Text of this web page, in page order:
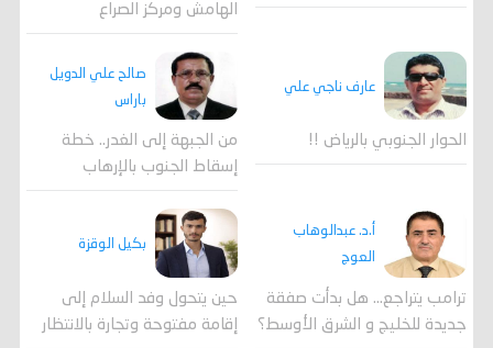
الهامش ومركز الصراع
عارف ناجي علي
الحوار الجنوبي بالرياض !!
صالح علي الدويل
باراس
من الجبهة إلى الغدر.. خطة
إسقاط الجنوب بالإرهاب
أ.د. عبدالوهاب
العوج
ترامب يتراجع... هل بدأت صفقة
جديدة للخليج و الشرق الأوسط؟
بكيل الوقزة
حين يتحول وفد السلام إلى
إقامة مفتوحة وتجارة بالانتظار